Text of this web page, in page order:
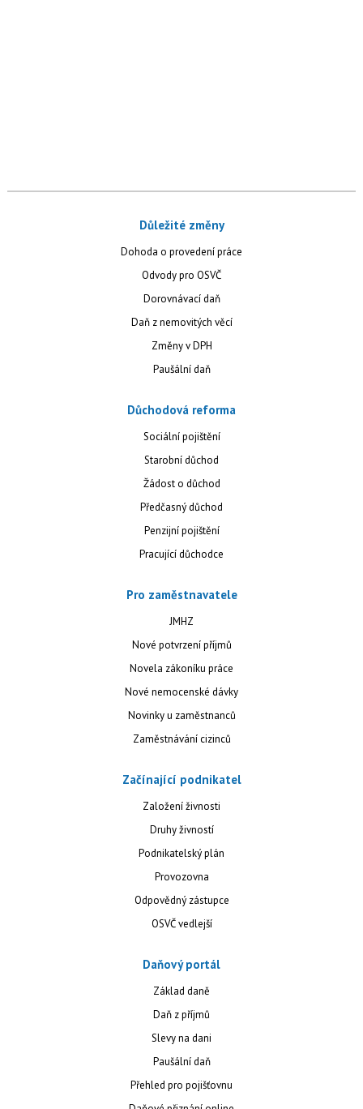
Důležité změny
Dohoda o provedení práce
Odvody pro OSVČ
Dorovnávací daň
Daň z nemovitých věcí
Změny v DPH
Paušální daň
Důchodová reforma
Sociální pojištění
Starobní důchod
Žádost o důchod
Předčasný důchod
Penzijní pojištění
Pracující důchodce
Pro zaměstnavatele
JMHZ
Nové potvrzení příjmů
Novela zákoníku práce
Nové nemocenské dávky
Novinky u zaměstnanců
Zaměstnávání cizinců
Začínající podnikatel
Založení živnosti
Druhy živností
Podnikatelský plán
Provozovna
Odpovědný zástupce
OSVČ vedlejší
Daňový portál
Základ daně
Daň z příjmů
Slevy na dani
Paušální daň
Přehled pro pojišťovnu